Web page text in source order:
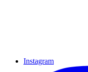
Instagram